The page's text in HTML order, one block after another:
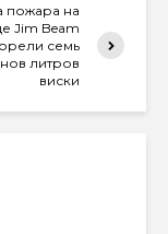
пожара на
Jim Beam
семь
литров
виски